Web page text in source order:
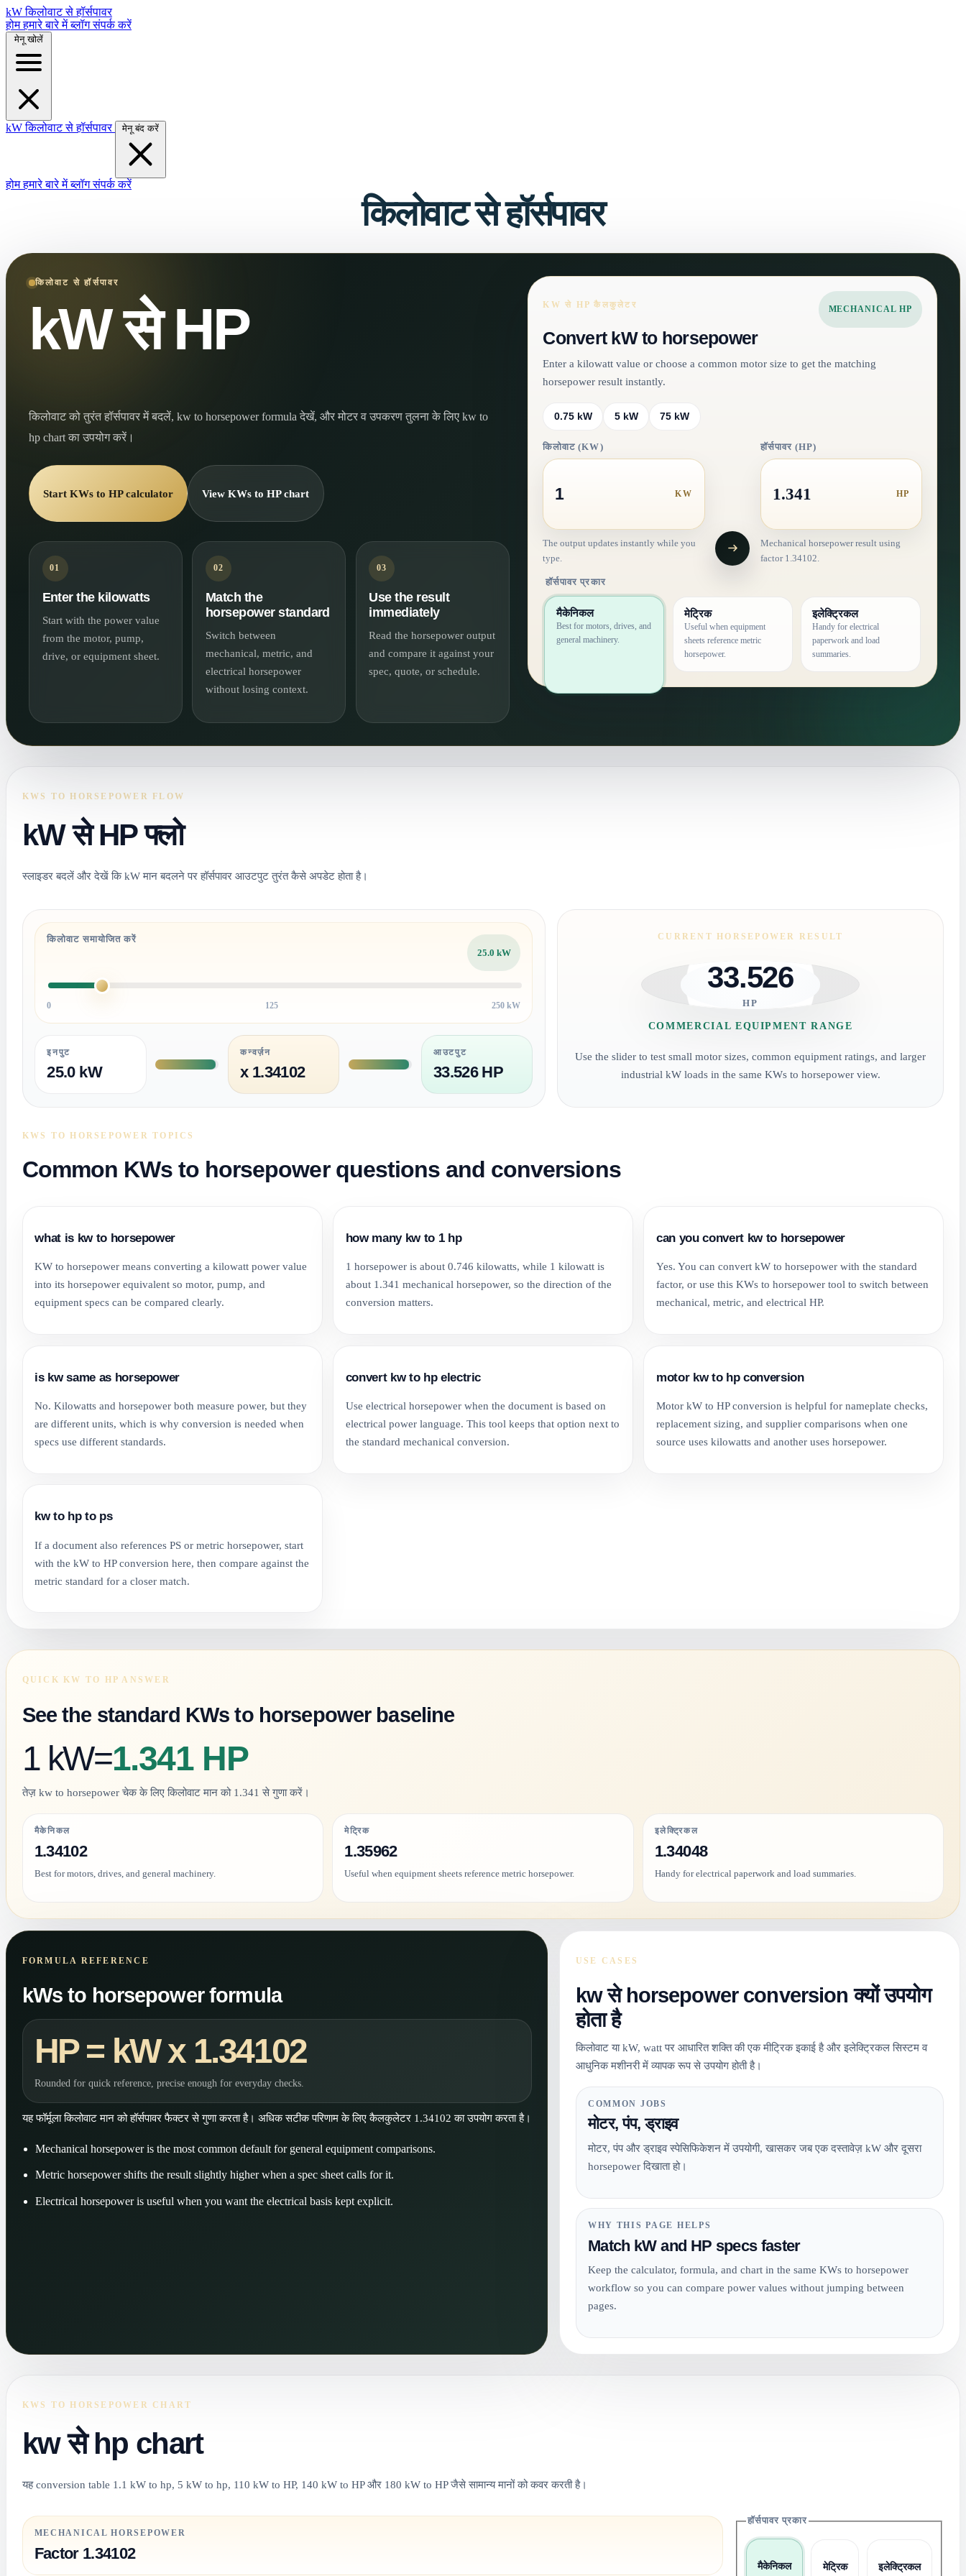
kWकिलोवाट से हॉर्सपावर
होमहमारे बारे मेंब्लॉगसंपर्क करें
मेनू खोलें
kWकिलोवाट से हॉर्सपावर मेनू बंद करें
होमहमारे बारे मेंब्लॉगसंपर्क करें
किलोवाट से हॉर्सपावर
किलोवाट से हॉर्सपावर
kW से HP
किलोवाट को तुरंत हॉर्सपावर में बदलें, kw to horsepower formula देखें, और मोटर व उपकरण तुलना के लिए kw to
hp chart का उपयोग करें।
Start KWs to HP calculator View KWs to HP chart
01
Enter the kilowatts
Start with the power value
from the motor, pump,
drive, or equipment sheet.
02
Match the
horsepower standard
Switch between
mechanical, metric, and
electrical horsepower
without losing context.
03
Use the result
immediately
Read the horsepower output
and compare it against your
spec, quote, or schedule.
KW से HP कैलकुलेटर
Convert kW to horsepower
MECHANICAL HP
Enter a kilowatt value or choose a common motor size to get the matching
horsepower result instantly.
0.75 kW 5 kW 75 kW
किलोवाट (KW)
KW
The output updates instantly while you
type.
हॉर्सपावर (HP)
1.341 HP
Mechanical horsepower result using
factor 1.34102.
हॉर्सपावर प्रकार
मैकेनिकल
Best for motors, drives, and
general machinery.
मेट्रिक
Useful when equipment
sheets reference metric
horsepower.
इलेक्ट्रिकल
Handy for electrical
paperwork and load
summaries.
KWS TO HORSEPOWER FLOW
kW से HP फ्लो
स्लाइडर बदलें और देखें कि kW मान बदलने पर हॉर्सपावर आउटपुट तुरंत कैसे अपडेट होता है।
किलोवाट समायोजित करें
25.0 kW
0 125 250 kW
इनपुट
25.0 kW
कन्वर्ज़न
x 1.34102
आउटपुट
33.526 HP
CURRENT HORSEPOWER RESULT
33.526
HP
COMMERCIAL EQUIPMENT RANGE
Use the slider to test small motor sizes, common equipment ratings, and larger
industrial kW loads in the same KWs to horsepower view.
KWS TO HORSEPOWER TOPICS
Common KWs to horsepower questions and conversions
what is kw to horsepower
KW to horsepower means converting a kilowatt power value
into its horsepower equivalent so motor, pump, and
equipment specs can be compared clearly.
how many kw to 1 hp
1 horsepower is about 0.746 kilowatts, while 1 kilowatt is
about 1.341 mechanical horsepower, so the direction of the
conversion matters.
can you convert kw to horsepower
Yes. You can convert kW to horsepower with the standard
factor, or use this KWs to horsepower tool to switch between
mechanical, metric, and electrical HP.
is kw same as horsepower
No. Kilowatts and horsepower both measure power, but they
are different units, which is why conversion is needed when
specs use different standards.
convert kw to hp electric
Use electrical horsepower when the document is based on
electrical power language. This tool keeps that option next to
the standard mechanical conversion.
motor kw to hp conversion
Motor kW to HP conversion is helpful for nameplate checks,
replacement sizing, and supplier comparisons when one
source uses kilowatts and another uses horsepower.
kw to hp to ps
If a document also references PS or metric horsepower, start
with the kW to HP conversion here, then compare against the
metric standard for a closer match.
QUICK KW TO HP ANSWER
See the standard KWs to horsepower baseline
1 kW=1.341 HP
तेज़ kw to horsepower चेक के लिए किलोवाट मान को 1.341 से गुणा करें।
मैकेनिकल
1.34102
Best for motors, drives, and general machinery.
मेट्रिक
1.35962
Useful when equipment sheets reference metric horsepower.
इलेक्ट्रिकल
1.34048
Handy for electrical paperwork and load summaries.
FORMULA REFERENCE
kWs to horsepower formula
HP = kW x 1.34102
Rounded for quick reference, precise enough for everyday checks.
यह फॉर्मूला किलोवाट मान को हॉर्सपावर फैक्टर से गुणा करता है। अधिक सटीक परिणाम के लिए कैलकुलेटर 1.34102 का उपयोग करता है।
Mechanical horsepower is the most common default for general equipment comparisons.
Metric horsepower shifts the result slightly higher when a spec sheet calls for it.
Electrical horsepower is useful when you want the electrical basis kept explicit.
USE CASES
kw से horsepower conversion क्यों उपयोग
होता है
किलोवाट या kW, watt पर आधारित शक्ति की एक मीट्रिक इकाई है और इलेक्ट्रिकल सिस्टम व
आधुनिक मशीनरी में व्यापक रूप से उपयोग होती है।
COMMON JOBS
मोटर, पंप, ड्राइव
मोटर, पंप और ड्राइव स्पेसिफिकेशन में उपयोगी, खासकर जब एक दस्तावेज़ kW और दूसरा
horsepower दिखाता हो।
WHY THIS PAGE HELPS
Match kW and HP specs faster
Keep the calculator, formula, and chart in the same KWs to horsepower
workflow so you can compare power values without jumping between
pages.
KWS TO HORSEPOWER CHART
kw से hp chart
यह conversion table 1.1 kW to hp, 5 kW to hp, 110 kW to HP, 140 kW to HP और 180 kW to HP जैसे सामान्य मानों को कवर करती है।
MECHANICAL HORSEPOWER
Factor 1.34102
हॉर्सपावर प्रकार
मैकेनिकल मेट्रिक इलेक्ट्रिकल